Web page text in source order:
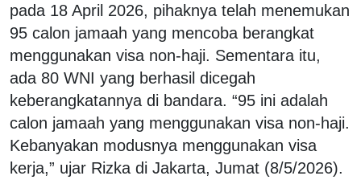
pada 18 April 2026, pihaknya telah menemukan
95 calon jamaah yang mencoba berangkat
menggunakan visa non-haji. Sementara itu,
ada 80 WNI yang berhasil dicegah
keberangkatannya di bandara. “95 ini adalah
calon jamaah yang menggunakan visa non-haji.
Kebanyakan modusnya menggunakan visa
kerja,” ujar Rizka di Jakarta, Jumat (8/5/2026).